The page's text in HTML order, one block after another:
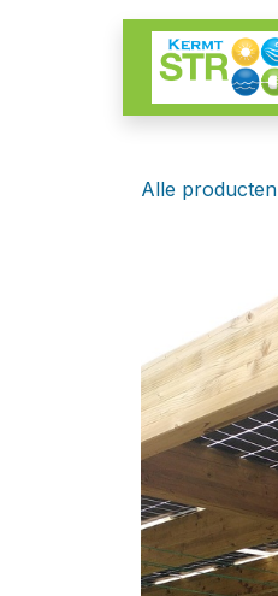
Overslaan naar inhoud
Alle producten